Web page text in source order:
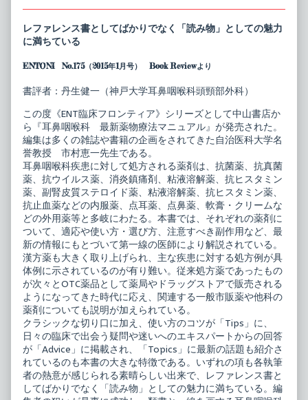
レファレンス書としてばかりでなく「読み物」としての魅力
に満ちている
ENTONI No.175（2015年1月号） Book Reviewより
書評者：丹生健一（神戸大学耳鼻咽喉科頭頸部外科）
この度《ENT臨床フロンティア》シリーズとして中山書店か
ら『耳鼻咽喉科 最新薬物療法マニュアル』が発売された。
編集は多くの雑誌や書籍の企画をされてきた自治医科大学名
誉教授 市村恵一先生である。
耳鼻咽喉科疾患に対して処方される薬剤は、抗菌薬、抗真菌
薬、抗ウイルス薬、消炎鎮痛剤、粘液溶解薬、抗ヒスタミン
薬、副腎皮質ステロイド薬、粘液溶解薬、抗ヒスタミン薬、
抗止血薬などの内服薬、点耳薬、点鼻薬、軟膏・クリームな
どの外用薬等と多岐にわたる。本書では、それぞれの薬剤に
ついて、適応や使い方・選び方、注意すべき副作用など、最
新の情報にもとづいて第一線の医師により解説されている。
漢方薬も大きく取り上げられ、主な疾患に対する処方例が具
体例に示されているのが有り難い。従来処方薬であったもの
が次々とOTC薬品として薬局やドラッグストアで販売される
ようになってきた時代に応え、関連する一般市販薬や他科の
薬剤についても説明が加えられている。
クラシックな切り口に加え、使い方のコツが「Tips」に、
日々の臨床で出会う疑問や迷いへのエキスパートからの回答
が「Advice」に掲載され、「Topics」に最新の話題も紹介さ
れているのも本書の大きな特徴である。いずれの項も各執筆
者の熱意が感じられる素晴らしい出来で、レファレンス書と
してばかりでなく「読み物」としての魅力に満ちている。編